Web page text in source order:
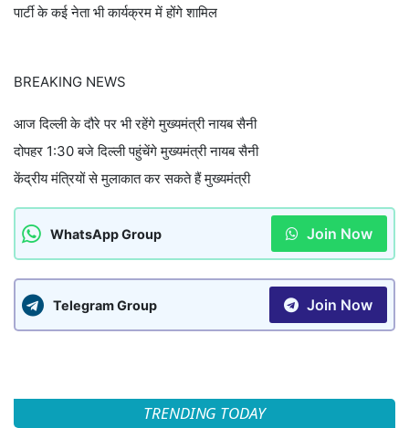
पार्टी के कई नेता भी कार्यक्रम में होंगे शामिल
BREAKING NEWS
आज दिल्ली के दौरे पर भी रहेंगे मुख्यमंत्री नायब सैनी
दोपहर 1:30 बजे दिल्ली पहुंचेंगे मुख्यमंत्री नायब सैनी
केंद्रीय मंत्रियों से मुलाकात कर सकते हैं मुख्यमंत्री
WhatsApp Group Join Now
Telegram Group Join Now
TRENDING TODAY